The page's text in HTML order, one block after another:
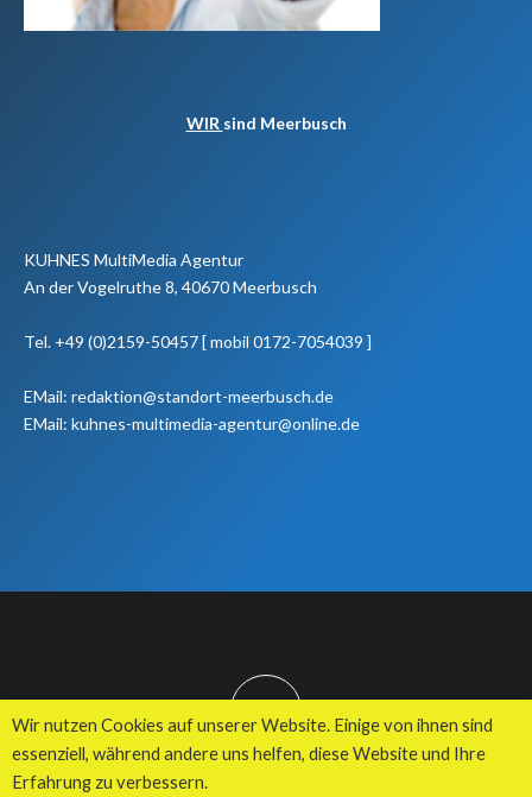
WIR sind Meerbusch
KUHNES MultiMedia Agentur
An der Vogelruthe 8, 40670 Meerbusch
Tel. +49 (0)2159-50457 [ mobil 0172-7054039 ]
EMail: redaktion@standort-meerbusch.de
EMail: kuhnes-multimedia-agentur@online.de
TOP
Wir nutzen Cookies auf unserer Website. Einige von ihnen sind
essenziell, während andere uns helfen, diese Website und Ihre
Erfahrung zu verbessern.